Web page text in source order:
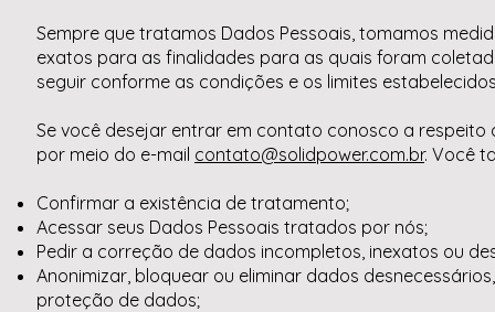
Sempre que tratamos Dados Pessoais, tomamos
exatos para as finalidades para as quais foram
seguir conforme as condições e os limites
Se você desejar entrar em contato conosco a
por meio do e-mail contato@solidpower.com.br. Você
Confirmar a existência de tratamento;
Acessar seus Dados Pessoais tratados por nós;
Pedir a correção de dados incompletos, inexatos ou
Anonimizar, bloquear ou eliminar dados
proteção de dados;